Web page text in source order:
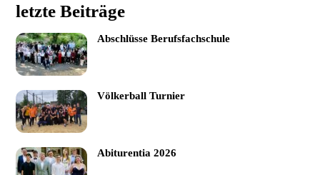
letzte Beiträge
Abschlüsse Berufsfachschule
Völkerball Turnier
Abiturentia 2026